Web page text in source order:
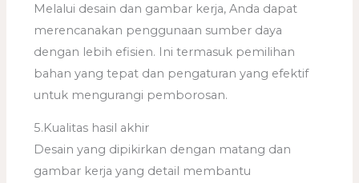
Melalui desain dan gambar kerja, Anda dapat
merencanakan penggunaan sumber daya
dengan lebih efisien. Ini termasuk pemilihan
bahan yang tepat dan pengaturan yang efektif
untuk mengurangi pemborosan.
5.Kualitas hasil akhir
Desain yang dipikirkan dengan matang dan
gambar kerja yang detail membantu